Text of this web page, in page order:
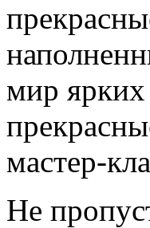
мир
мастер-
Не